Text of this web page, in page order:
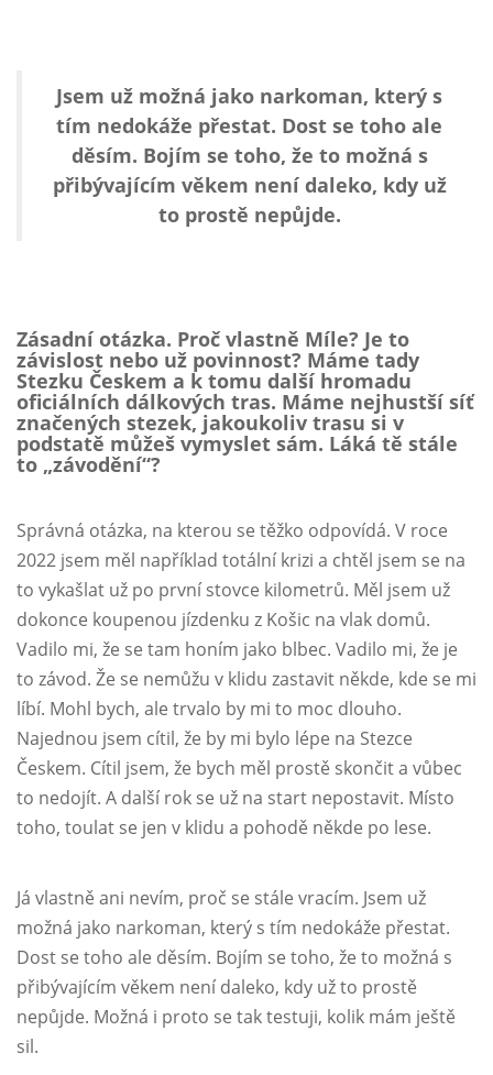
Jsem už možná jako narkoman, který s
tím nedokáže přestat. Dost se toho ale
děsím. Bojím se toho, že to možná s
přibývajícím věkem není daleko, kdy už
to prostě nepůjde.
Zásadní otázka. Proč vlastně Míle? Je to
závislost nebo už povinnost? Máme tady
Stezku Českem a k tomu další hromadu
oficiálních dálkových tras. Máme nejhustší síť
značených stezek, jakoukoliv trasu si v
podstatě můžeš vymyslet sám. Láká tě stále
to „závodění“?
Správná otázka, na kterou se těžko odpovídá. V roce
2022 jsem měl například totální krizi a chtěl jsem se na
to vykašlat už po první stovce kilometrů. Měl jsem už
dokonce koupenou jízdenku z Košic na vlak domů.
Vadilo mi, že se tam honím jako blbec. Vadilo mi, že je
to závod. Že se nemůžu v klidu zastavit někde, kde se mi
líbí. Mohl bych, ale trvalo by mi to moc dlouho.
Najednou jsem cítil, že by mi bylo lépe na Stezce
Českem. Cítil jsem, že bych měl prostě skončit a vůbec
to nedojít. A další rok se už na start nepostavit. Místo
toho, toulat se jen v klidu a pohodě někde po lese.
Já vlastně ani nevím, proč se stále vracím. Jsem už
možná jako narkoman, který s tím nedokáže přestat.
Dost se toho ale děsím. Bojím se toho, že to možná s
přibývajícím věkem není daleko, kdy už to prostě
nepůjde. Možná i proto se tak testuji, kolik mám ještě
sil.